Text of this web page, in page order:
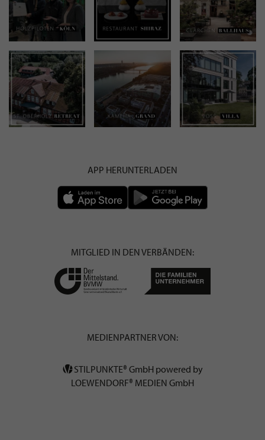
APP HERUNTERLADEN
MITGLIED IN DEN VERBÄNDEN:
MEDIENPARTNER VON:
STILPUNKTE® GmbH powered by
LOEWENDORF® MEDIEN GmbH